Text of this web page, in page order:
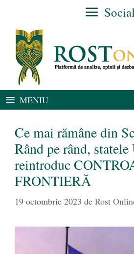
conținut
MENIU
Ce mai rămâne din
Rând pe rând, statele
reintroduc
FRONTIERĂ
19 octombrie 2023 de Rost